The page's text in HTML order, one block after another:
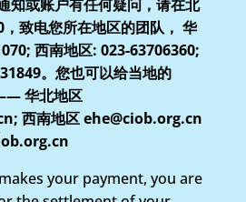
知或账户有任何疑问，请在北
致电您所在地区的团队， 华
西南地区: 023-63706360;
。您也可以给当地的
华北地区
西南地区 ehe@ciob.org.cn
your payment, you are